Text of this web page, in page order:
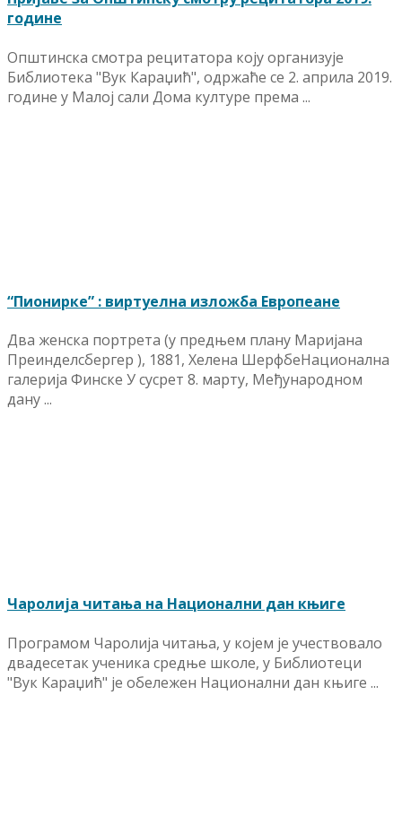
године
Општинска смотра рецитатора коју организује
Библиотека "Вук Караџић", одржаће се 2. априла 2019.
године у Малој сали Дома културе према ...
“Пионирке” : виртуелна изложба Европеане
Два женска портрета (у предњем плану Маријана
Преинделсбергер ), 1881, Хелена ШерфбеНационална
галерија Финске У сусрет 8. марту, Међународном
дану ...
Чаролија читања на Национални дан књиге
Програмом Чаролија читања, у којем је учествовало
двадесетак ученика средње школе, у Библиотеци
"Вук Караџић" је обележен Национални дан књиге ...